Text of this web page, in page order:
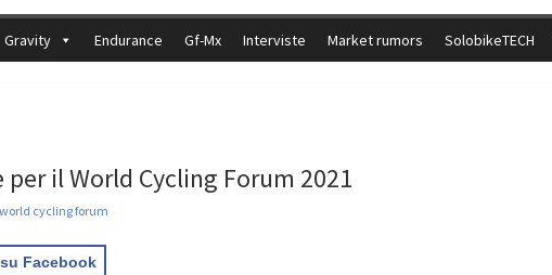
Gravity Endurance Gf-Mx Interviste Market rumors SolobikeTECH
per il World Cycling Forum 2021
world cycling forum
Facebook